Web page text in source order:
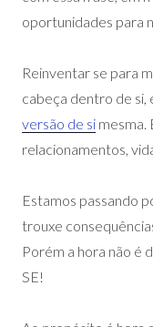
oportunidades para
Reinventar se para
cabeça dentro de si,
versão de si mesma.
relacionamentos,
Estamos passando
trouxe
Porém a hora não é
SE!